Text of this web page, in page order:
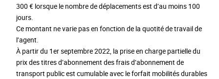
300 € lorsque le nombre de déplacements est d’au moins 100
jours.
Ce montant ne varie pas en fonction de la quotité de travail de
l’agent.
À partir du 1er septembre 2022, la prise en charge partielle du
prix des titres d’abonnement des frais d’abonnement de
transport public est cumulable avec le forfait mobilités durables